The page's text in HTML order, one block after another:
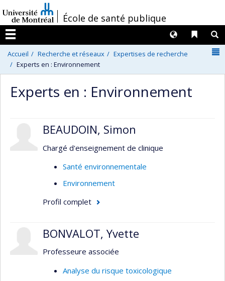
au
contenu
/École de santé publique
Menu
Liens
Langues
Accueil Recherche et réseaux
Expertises de recherche
Experts en : Environnement
Experts en : Environnement
BEAUDOIN, Simon
Chargé d'enseignement de clinique
Santé environnementale
Environnement
Profil complet
BONVALOT, Yvette
Professeure associée
Analyse du risque toxicologique